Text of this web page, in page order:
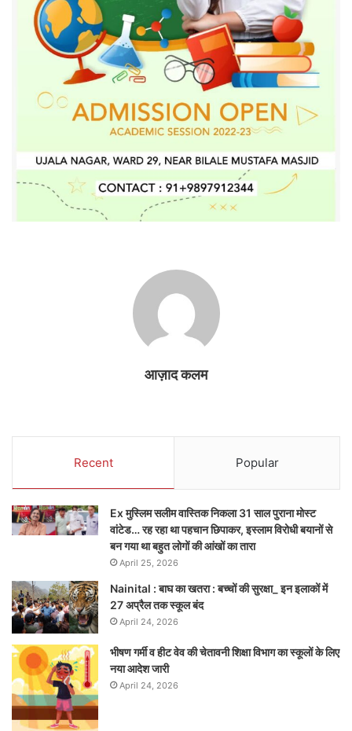
आज़ाद कलम
Recent Popular
Ex मुस्लिम सलीम वास्तिक निकला 31 साल पुराना मोस्ट
वांटेड… रह रहा था पहचान छिपाकर, इस्लाम विरोधी बयानों से
बन गया था बहुत लोगों की आंखों का तारा
April 25, 2026
Nainital : बाघ का खतरा : बच्चों की सुरक्षा_ इन इलाकों में
27 अप्रैल तक स्कूल बंद
April 24, 2026
भीषण गर्मी व हीट वेव की चेतावनी शिक्षा विभाग का स्कूलों के लिए
नया आदेश जारी
April 24, 2026